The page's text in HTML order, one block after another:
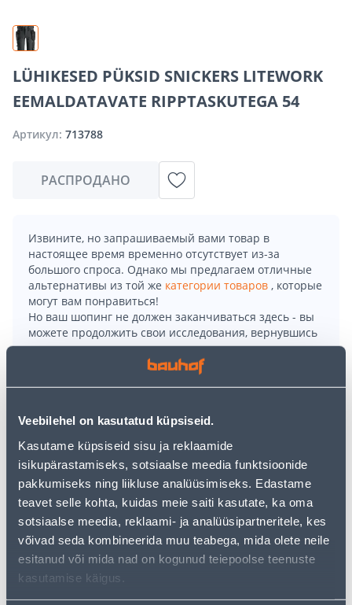
Veebilehel on kasutatud küpsiseid.
Kasutame küpsiseid sisu ja reklaamide
isikupärastamiseks, sotsiaalse meedia funktsioonide
pakkumiseks ning liikluse analüüsimiseks. Edastame
teavet selle kohta, kuidas meie saiti kasutate, ka oma
sotsiaalse meedia, reklaami- ja analüüsipartneritele, kes
võivad seda kombineerida muu teabega, mida olete neile
esitanud või mida nad on kogunud teiepoolse teenuste
kasutamise käigus.
LÜHIKESED PÜKSID SNICKERS LITEWORK
EEMALDATAVATE RIPPTASKUTEGA 54
Артикул: 713788
РАСПРОДАНО
Извините, но запрашиваемый вами товар в
настоящее время временно отсутствует из-за
большого спроса. Однако мы предлагаем отличные
альтернативы из той же категории товаров , которые
могут вам понравиться!
Но ваш шопинг не должен заканчиваться здесь - вы
можете продолжить свои исследования, вернувшись
главную страницуили используя нашу мощную
функцию поиска, чтобы найти еще более приятные
• Lühikesed püksid eemaldatavate ripptaskutega.
• Pükste kerge ja elastne materjal, kitsas lõige ning
venivad Cordura® paneelid tagaosas tagavad väga hea
istuvuse ja liikumisvabaduse.
• Suurus 54.
• 14-päevane tagastusõigus.
Доставка невозможна